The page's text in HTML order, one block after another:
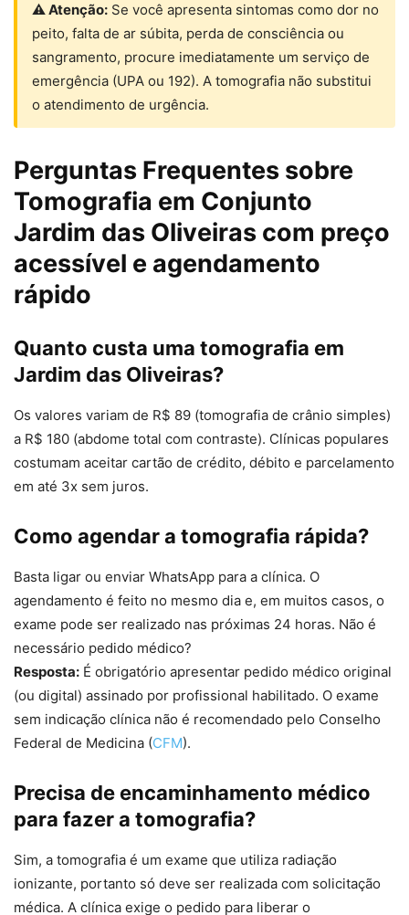
⚠ Atenção: Se você apresenta sintomas como dor no
peito, falta de ar súbita, perda de consciência ou
sangramento, procure imediatamente um serviço de
emergência (UPA ou 192). A tomografia não substitui
o atendimento de urgência.
Perguntas Frequentes sobre
Tomografia em Conjunto
Jardim das Oliveiras com preço
acessível e agendamento
rápido
Quanto custa uma tomografia em
Jardim das Oliveiras?
Os valores variam de R$ 89 (tomografia de crânio simples)
a R$ 180 (abdome total com contraste). Clínicas populares
costumam aceitar cartão de crédito, débito e parcelamento
em até 3x sem juros.
Como agendar a tomografia rápida?
Basta ligar ou enviar WhatsApp para a clínica. O
agendamento é feito no mesmo dia e, em muitos casos, o
exame pode ser realizado nas próximas 24 horas. Não é
necessário pedido médico?
Resposta: É obrigatório apresentar pedido médico original
(ou digital) assinado por profissional habilitado. O exame
sem indicação clínica não é recomendado pelo Conselho
Federal de Medicina (CFM).
Precisa de encaminhamento médico
para fazer a tomografia?
Sim, a tomografia é um exame que utiliza radiação
ionizante, portanto só deve ser realizada com solicitação
médica. A clínica exige o pedido para liberar o